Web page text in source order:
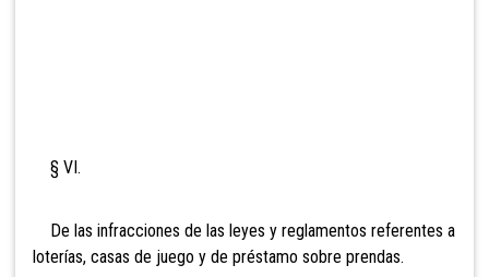
§ VI.
De las infracciones de las leyes y reglamentos referentes a
loterías, casas de juego y de préstamo sobre prendas.